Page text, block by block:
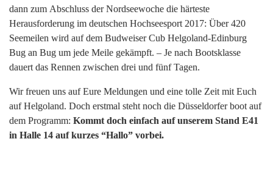
dann zum Abschluss der Nordseewoche die härteste
Herausforderung im deutschen Hochseesport 2017: Über 420
Seemeilen wird auf dem Budweiser Cub Helgoland-Edinburg
Bug an Bug um jede Meile gekämpft. – Je nach Bootsklasse
dauert das Rennen zwischen drei und fünf Tagen.
Wir freuen uns auf Eure Meldungen und eine tolle Zeit mit Euch
auf Helgoland. Doch erstmal steht noch die Düsseldorfer boot auf
dem Programm: Kommt doch einfach auf unserem Stand E41
in Halle 14 auf kurzes “Hallo” vorbei.